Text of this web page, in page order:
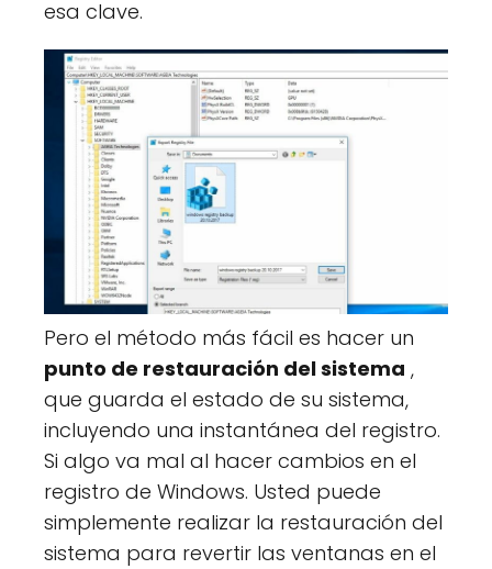
esa clave.
Pero el método más fácil es hacer un
punto de restauración del sistema ,
que guarda el estado de su sistema,
incluyendo una instantánea del registro.
Si algo va mal al hacer cambios en el
registro de Windows. Usted puede
simplemente realizar la restauración del
sistema para revertir las ventanas en el